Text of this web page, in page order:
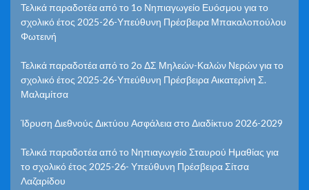
Τελικά παραδοτέα από το 1ο Νηπιαγωγείο Ευόσμου για το
σχολικό έτος 2025-26-Υπεύθυνη Πρέσβειρα Μπακαλοπούλου
Φωτεινή
Τελικά παραδοτέα από το 2ο ΔΣ Μηλεών-Καλών Νερών για το
σχολικό έτος 2025-26-Υπεύθυνη Πρέσβειρα Αικατερίνη Σ.
Μαλαμίτσα
Ίδρυση Διεθνούς Δικτύου Ασφάλεια στο Διαδίκτυο 2026-2029
Τελικά παραδοτέα από το Νηπιαγωγείο Σταυρού Ημαθίας για
το σχολικό έτος 2025-26- Υπεύθυνη Πρέσβειρα Σίτσα
Λαζαρίδου